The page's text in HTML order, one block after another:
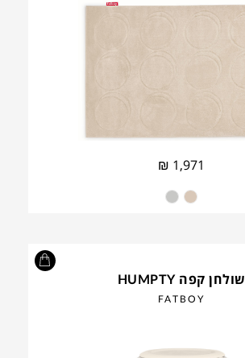
₪ 1,971
שולחן קפה HUMPTY
FATBOY